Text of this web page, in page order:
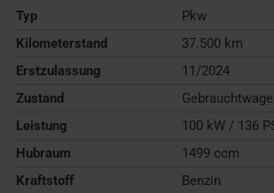
Typ
Pkw
Kilometerstand
37.500 km
Erstzulassung
11/2024
Zustand
Leistung
100 kW / 136
Hubraum
1499 ccm
Kraftstoff
Benzin